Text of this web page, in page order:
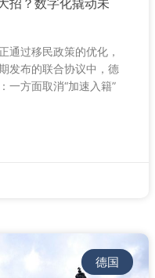
招？数字化撬动未
通过移民政策的优化，
发布的联合协议中，德
一方面取消“加速入籍”
德国